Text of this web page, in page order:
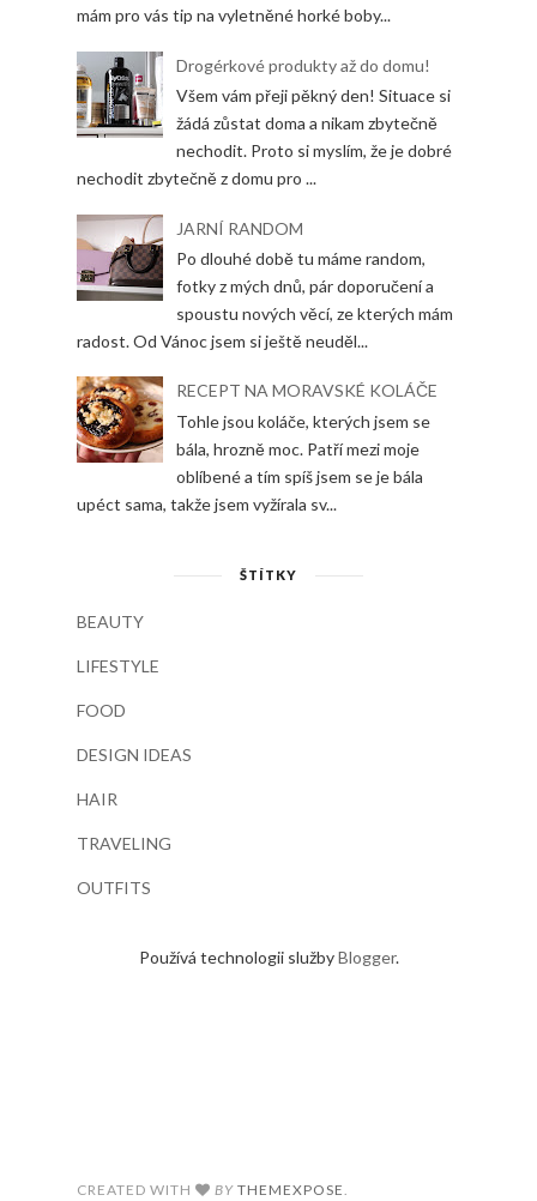
mám pro vás tip na vyletněné horké boby...
Drogérkové produkty až do domu!
Všem vám přeji pěkný den! Situace si
žádá zůstat doma a nikam zbytečně
nechodit. Proto si myslím, že je dobré
nechodit zbytečně z domu pro ...
JARNÍ RANDOM
Po dlouhé době tu máme random,
fotky z mých dnů, pár doporučení a
spoustu nových věcí, ze kterých mám
radost. Od Vánoc jsem si ještě neuděl...
RECEPT NA MORAVSKÉ KOLÁČE
Tohle jsou koláče, kterých jsem se
bála, hrozně moc. Patří mezi moje
oblíbené a tím spíš jsem se je bála
upéct sama, takže jsem vyžírala sv...
ŠTÍTKY
BEAUTY
LIFESTYLE
FOOD
DESIGN IDEAS
HAIR
TRAVELING
OUTFITS
Používá technologii službyBlogger.
CREATED WITH BY THEMEXPOSE.